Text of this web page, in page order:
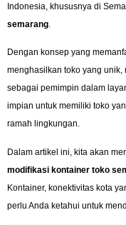
Indonesia, khususnya di
semarang
Dengan konsep yang
menghasilkan toko yang unik,
sebagai pemimpin dalam
impian untuk memiliki toko
ramah lingkungan.
Dalam artikel ini, kita akan
modifikasi kontainer toko
Kontainer, konektivitas kota
perlu Anda ketahui untuk